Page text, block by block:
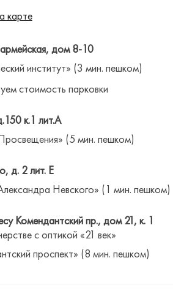
карте
дом 8-10
институт» (3 мин. пешком)
стоимость парковки
к.1 лит.А
(5 мин. пешком)
д. 2 лит. Е
Невского» (1 мин. пешком)
Комендантский пр., дом 21, к. 1
с оптикой «21 век»
проспект» (8 мин. пешком)